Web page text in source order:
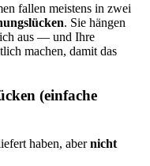
fallen meistens in zwei
. Sie hängen
aus — und Ihre
machen, damit das
(einfache
haben, abernicht